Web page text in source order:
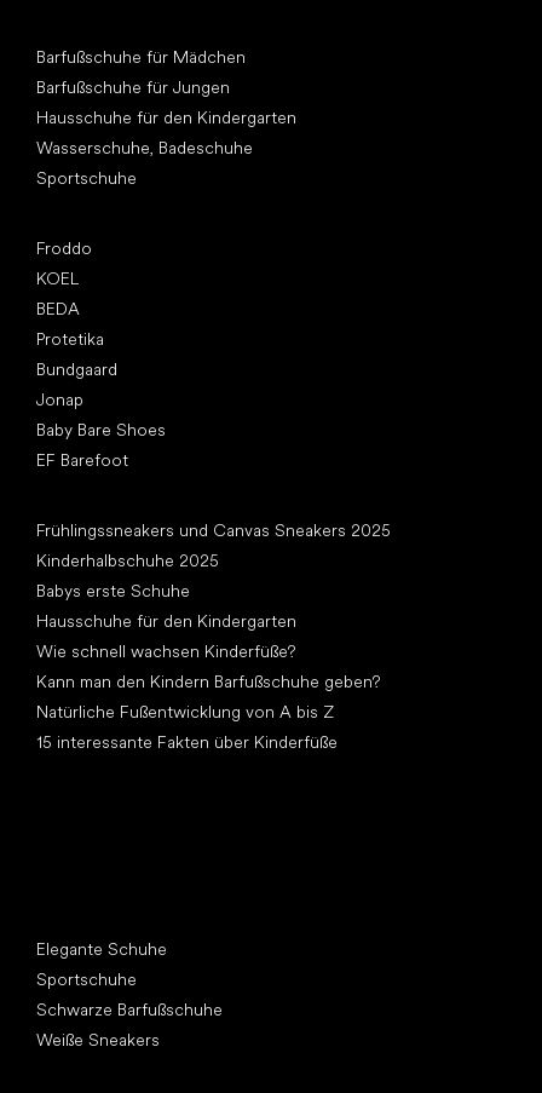
Barfußschuhe für Mädchen
Barfußschuhe für Jungen
Hausschuhe für den Kindergarten
Wasserschuhe, Badeschuhe
Sportschuhe
Froddo
KOEL
BEDA
Protetika
Bundgaard
Jonap
Baby Bare Shoes
EF Barefoot
Frühlingssneakers und Canvas Sneakers 2025
Kinderhalbschuhe 2025
Babys erste Schuhe
Hausschuhe für den Kindergarten
Wie schnell wachsen Kinderfüße?
Kann man den Kindern Barfußschuhe geben?
Natürliche Fußentwicklung von A bis Z
15 interessante Fakten über Kinderfüße
Elegante Schuhe
Sportschuhe
Schwarze Barfußschuhe
Weiße Sneakers